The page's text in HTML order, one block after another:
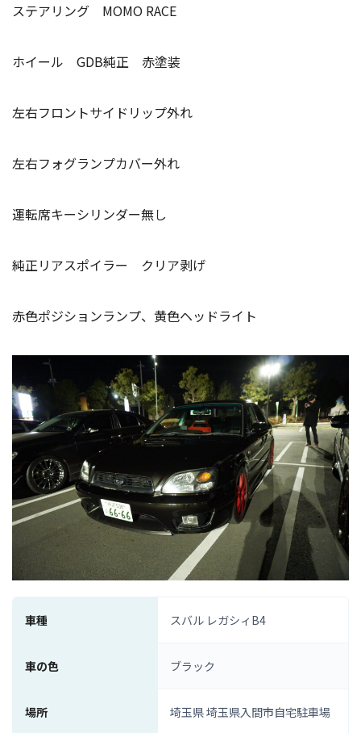
ステアリング MOMO RACE
ホイール GDB純正 赤塗装
左右フロントサイドリップ外れ
左右フォグランプカバー外れ
運転席キーシリンダー無し
純正リアスポイラー クリア剥げ
赤色ポジションランプ、黄色ヘッドライト
車種 スバル レガシィB4
車の色 ブラック
場所 埼玉県 埼玉県入間市自宅駐車場